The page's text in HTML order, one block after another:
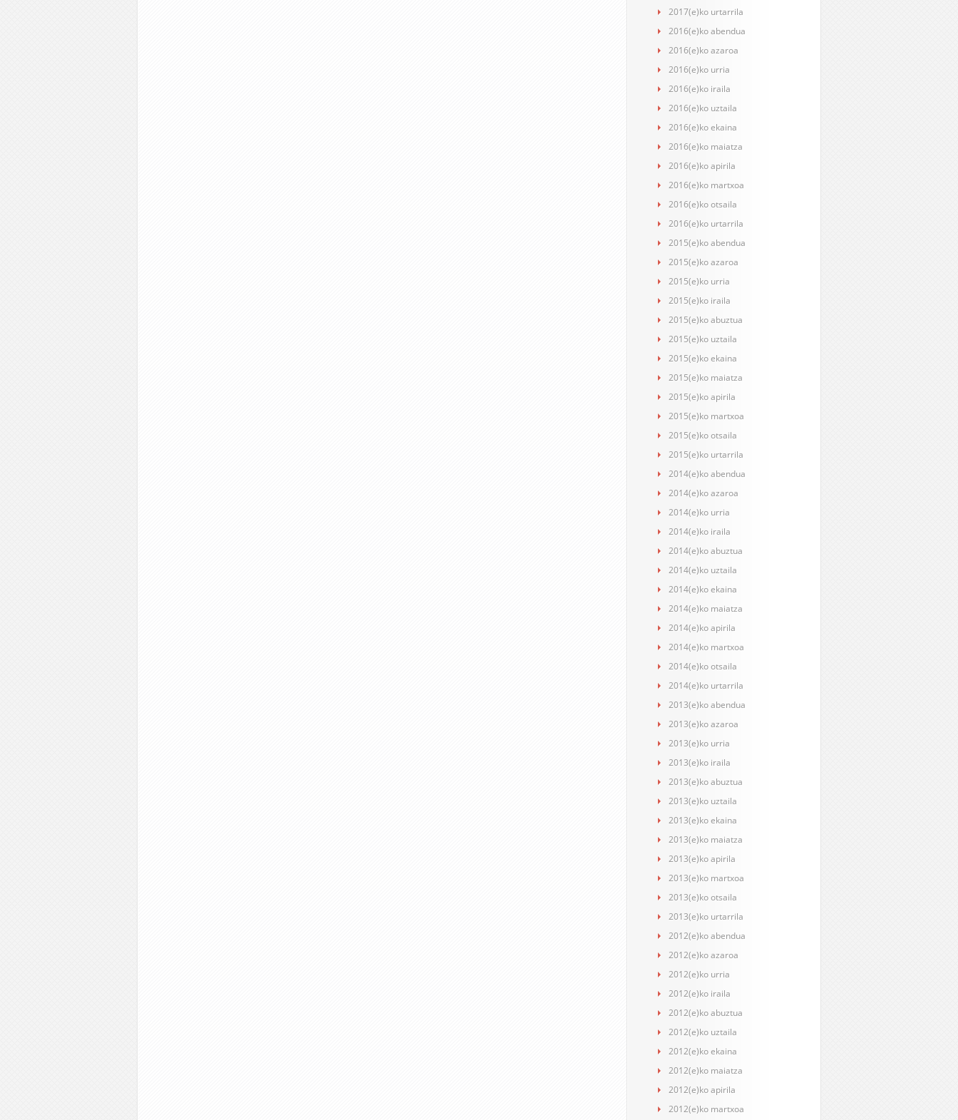
2017(e)ko urtarrila
2016(e)ko abendua
2016(e)ko azaroa
2016(e)ko urria
2016(e)ko iraila
2016(e)ko uztaila
2016(e)ko ekaina
2016(e)ko maiatza
2016(e)ko apirila
2016(e)ko martxoa
2016(e)ko otsaila
2016(e)ko urtarrila
2015(e)ko abendua
2015(e)ko azaroa
2015(e)ko urria
2015(e)ko iraila
2015(e)ko abuztua
2015(e)ko uztaila
2015(e)ko ekaina
2015(e)ko maiatza
2015(e)ko apirila
2015(e)ko martxoa
2015(e)ko otsaila
2015(e)ko urtarrila
2014(e)ko abendua
2014(e)ko azaroa
2014(e)ko urria
2014(e)ko iraila
2014(e)ko abuztua
2014(e)ko uztaila
2014(e)ko ekaina
2014(e)ko maiatza
2014(e)ko apirila
2014(e)ko martxoa
2014(e)ko otsaila
2014(e)ko urtarrila
2013(e)ko abendua
2013(e)ko azaroa
2013(e)ko urria
2013(e)ko iraila
2013(e)ko abuztua
2013(e)ko uztaila
2013(e)ko ekaina
2013(e)ko maiatza
2013(e)ko apirila
2013(e)ko martxoa
2013(e)ko otsaila
2013(e)ko urtarrila
2012(e)ko abendua
2012(e)ko azaroa
2012(e)ko urria
2012(e)ko iraila
2012(e)ko abuztua
2012(e)ko uztaila
2012(e)ko ekaina
2012(e)ko maiatza
2012(e)ko apirila
2012(e)ko martxoa